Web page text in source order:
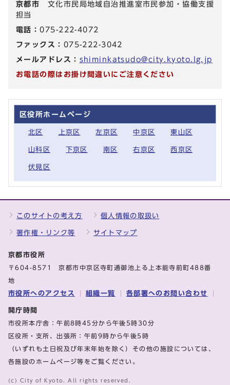
京都市 文化市民局地域自治推進室市民参加・協働支援
担当
電話：075-222-4072
ファックス： 075-222-3042
メールアドレス： shiminkatsudo@city.kyoto.lg.jp
お電話の際はお掛け間違いにご注意ください
区役所ホームページ
北区 上京区 左京区 中京区 東山区
山科区 下京区 南区 右京区 西京区
伏見区
このサイトの考え方 個人情報の取扱い
著作権・リンク等 サイトマップ
京都市役所
〒604-8571 京都市中京区寺町通御池上る上本能寺前町488番
地
市役所へのアクセス 組織一覧 各部署へのお問い合わせ
開庁時間
市役所本庁舎：午前8時45分から午後5時30分
区役所・支所、出張所：午前9時から午後5時
（いずれも土日祝及び年末年始を除く）その他の施設については、
各施設のホームページ等をご覧ください。
(c) City of Kyoto. All rights reserved.